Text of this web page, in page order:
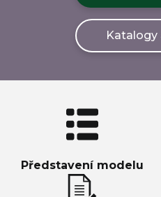
Katalogy
Představení modelu